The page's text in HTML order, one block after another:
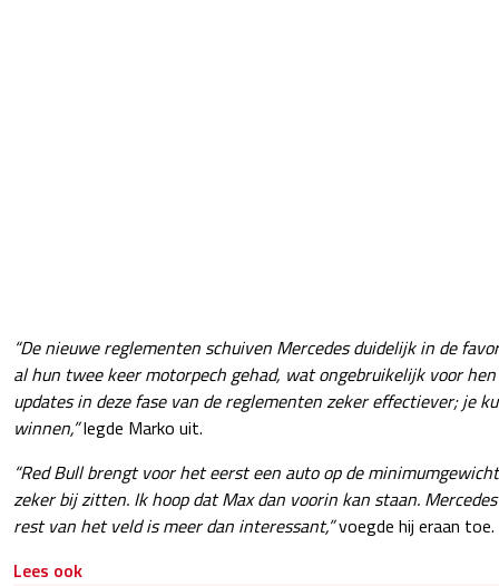
“De nieuwe reglementen schuiven Mercedes duidelijk in de
al hun twee keer motorpech gehad, wat ongebruikelijk voor
updates in deze fase van de reglementen zeker effectiever; je
winnen,”legde Marko uit.
“Red Bull brengt voor het eerst een auto op de
zeker bij zitten. Ik hoop dat Max dan voorin kan staan.
rest van het veld is meer dan interessant,”voegde hij eraan toe.
Lees ook